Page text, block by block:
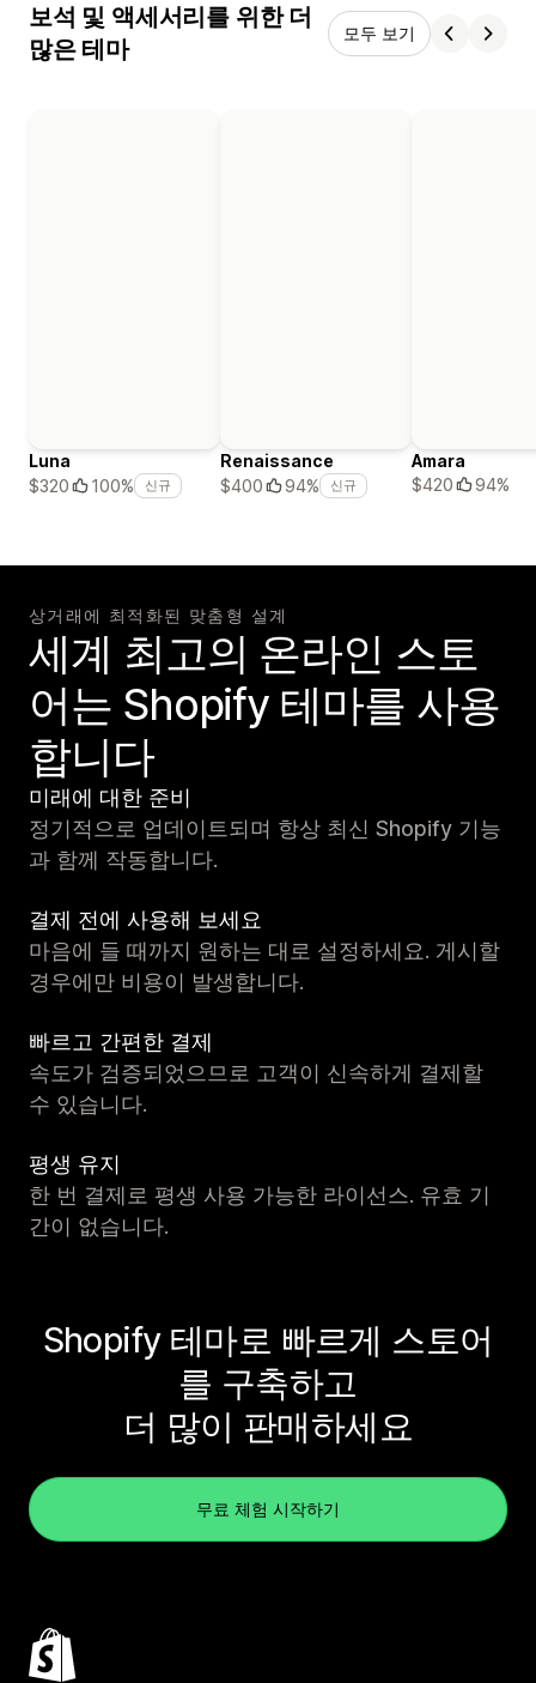
보석 및 액세서리를 위한 더
많은 테마
모두 보기
Luna
$320
100% 신규
Renaissance
$400
94% 신규
Amara
$420
94%
상거래에 최적화된 맞춤형 설계
세계 최고의 온라인 스토
어는 Shopify 테마를 사용
합니다
미래에 대한 준비
정기적으로 업데이트되며 항상 최신 Shopify 기능
과 함께 작동합니다.
결제 전에 사용해 보세요
마음에 들 때까지 원하는 대로 설정하세요. 게시할
경우에만 비용이 발생합니다.
빠르고 간편한 결제
속도가 검증되었으므로 고객이 신속하게 결제할
수 있습니다.
평생 유지
한 번 결제로 평생 사용 가능한 라이선스. 유효 기
간이 없습니다.
Shopify 테마로 빠르게 스토어
를 구축하고
더 많이 판매하세요
무료 체험 시작하기